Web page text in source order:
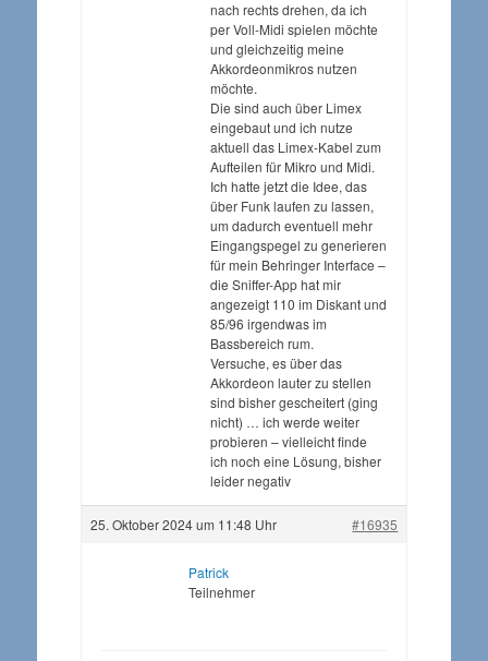
nach rechts drehen, da ich
per Voll-Midi spielen möchte
und gleichzeitig meine
Akkordeonmikros nutzen
möchte.
Die sind auch über Limex
eingebaut und ich nutze
aktuell das Limex-Kabel zum
Aufteilen für Mikro und Midi.
Ich hatte jetzt die Idee, das
über Funk laufen zu lassen,
um dadurch eventuell mehr
Eingangspegel zu generieren
für mein Behringer Interface –
die Sniffer-App hat mir
angezeigt 110 im Diskant und
85/96 irgendwas im
Bassbereich rum.
Versuche, es über das
Akkordeon lauter zu stellen
sind bisher gescheitert (ging
nicht) … ich werde weiter
probieren – vielleicht finde
ich noch eine Lösung, bisher
leider negativ
25. Oktober 2024 um 11:48 Uhr #16935
Patrick
Teilnehmer